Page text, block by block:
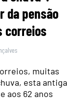
da pensão
correios
muitas
esta antiga
aos 62 anos